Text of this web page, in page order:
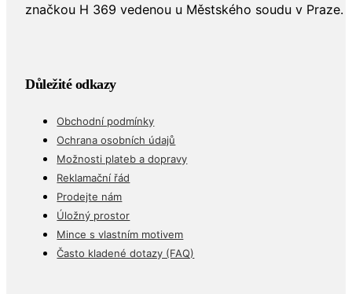
značkou H 369 vedenou u Městského soudu v Praze.
Důležité odkazy
Obchodní podmínky
Ochrana osobních údajů
Možnosti plateb a dopravy
Reklamační řád
Prodejte nám
Úložný prostor
Mince s vlastním motivem
Často kladené dotazy (FAQ)